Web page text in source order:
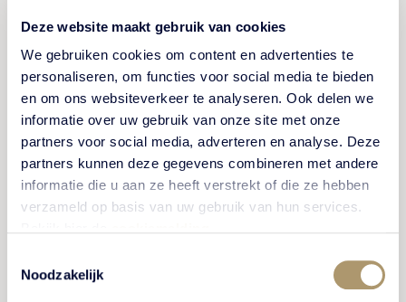
Deze website maakt gebruik van cookies
We gebruiken cookies om content en advertenties te
personaliseren, om functies voor social media te bieden
en om ons websiteverkeer te analyseren. Ook delen we
informatie over uw gebruik van onze site met onze
partners voor social media, adverteren en analyse. Deze
partners kunnen deze gegevens combineren met andere
informatie die u aan ze heeft verstrekt of die ze hebben
verzameld op basis van uw gebruik van hun services.
Noodzakelijk
restaurant bezoeken, goede en creatieve gesprekken
met leveranciers, zodat ook mijn ideeën verbreed
worden voor de toekomst.